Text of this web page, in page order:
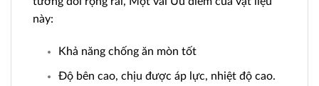
này:
Khả năng chống ăn mòn tốt
Độ bên cao, chịu được áp lực, nhiệt độ cao.